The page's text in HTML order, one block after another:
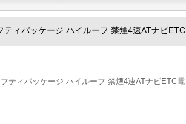
ィパッケージ ハイルーフ 禁煙4速ATナビETC
ティパッケージ ハイルーフ 禁煙4速ATナビETC電